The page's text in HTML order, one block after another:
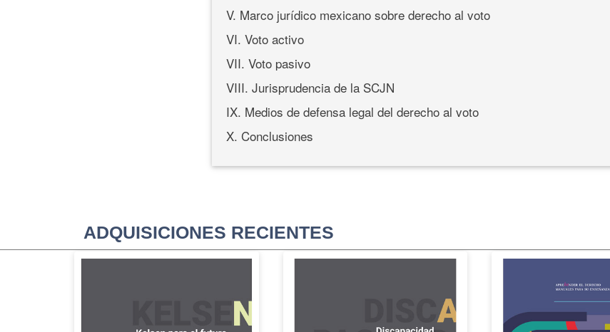
V. Marco jurídico mexicano sobre derecho al voto
VI. Voto activo
VII. Voto pasivo
VIII. Jurisprudencia de la SCJN
IX. Medios de defensa legal del derecho al voto
X. Conclusiones
ADQUISICIONES RECIENTES